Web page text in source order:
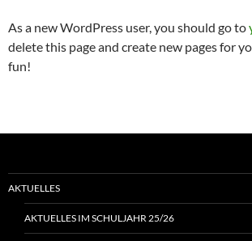
As a new WordPress user, you should go to
delete this page and create new pages for
fun!
AKTUELLES
AKTUELLES IM SCHULJAHR 25/26